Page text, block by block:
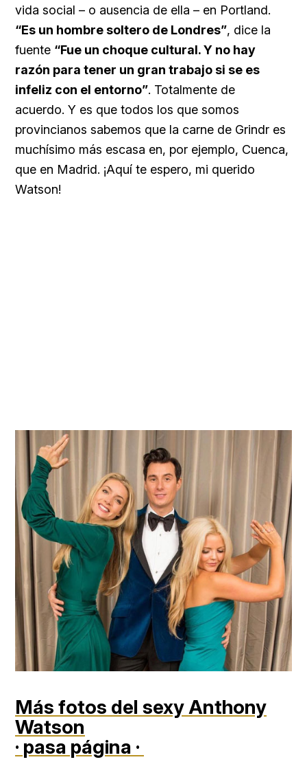
vida social – o ausencia de ella – en Portland.
“Es un hombre soltero de Londres”, dice la
fuente “Fue un choque cultural. Y no hay
razón para tener un gran trabajo si se es
infeliz con el entorno”. Totalmente de
acuerdo. Y es que todos los que somos
provincianos sabemos que la carne de Grindr es
muchísimo más escasa en, por ejemplo, Cuenca,
que en Madrid. ¡Aquí te espero, mi querido
Watson!
Más fotos del sexy Anthony
Watson
· pasa página ·